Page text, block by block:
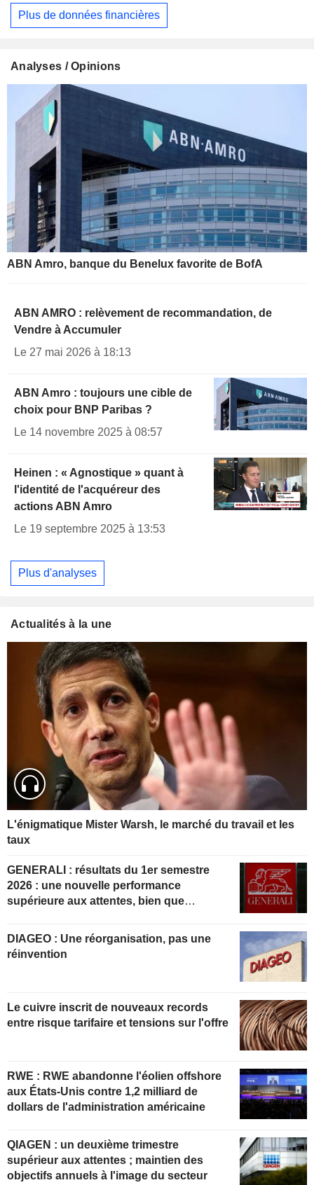
Plus de données financières
Analyses / Opinions
ABN Amro, banque du Benelux favorite de BofA
ABN AMRO : relèvement de recommandation, de
Vendre à Accumuler
Le 27 mai 2026 à 18:13
ABN Amro : toujours une cible de
choix pour BNP Paribas ?
Le 14 novembre 2025 à 08:57
Heinen : « Agnostique » quant à
l'identité de l'acquéreur des
actions ABN Amro
Le 19 septembre 2025 à 13:53
Plus d'analyses
Actualités à la une
L'énigmatique Mister Warsh, le marché du travail et les
taux
GENERALI : résultats du 1er semestre
2026 : une nouvelle performance
supérieure aux attentes, bien que
DIAGEO : Une réorganisation, pas une
réinvention
Le cuivre inscrit de nouveaux records
entre risque tarifaire et tensions sur l'offre
RWE : RWE abandonne l'éolien offshore
aux États-Unis contre 1,2 milliard de
dollars de l'administration américaine
QIAGEN : un deuxième trimestre
supérieur aux attentes ; maintien des
objectifs annuels à l'image du secteur